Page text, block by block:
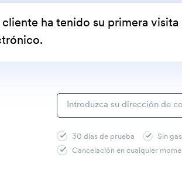
cliente ha tenido su primera
30 días de prueba
Sin
Cancelación en cualquier